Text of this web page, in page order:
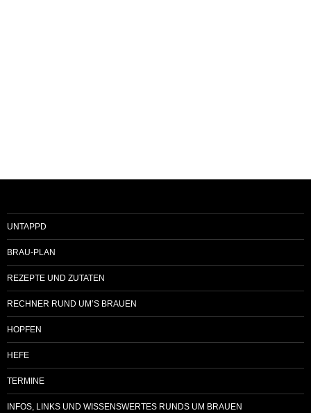
UNTAPPD
BRAU-PLAN
REZEPTE UND ZUTATEN
RECHNER RUND UM’S BRAUEN
HOPFEN
HEFE
TERMINE
INFOS, LINKS UND WISSENSWERTES RUNDS UM BRAUEN